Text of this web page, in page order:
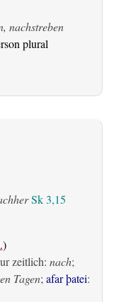
nachstreben
plural
Sk 3,15
)
zeitlich: nach;
Tagen; afar þatei: